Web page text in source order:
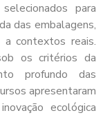
para
das embalagens,
a contextos reais.
os critérios da
profundo das
apresentaram
ecológica